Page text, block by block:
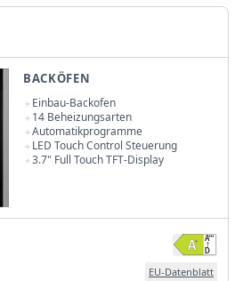
BACKÖFEN
Einbau-Backofen
14 Beheizungsarten
Automatikprogramme
LED Touch Control Steuerung
3.7" Full Touch TFT-Display
EU-Datenblatt